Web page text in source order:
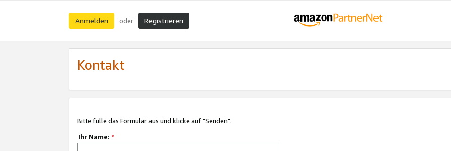
Anmelden oder Registrieren
Kontakt
Bitte fülle das Formular aus und klicke auf "Senden".
Ihr Name: *